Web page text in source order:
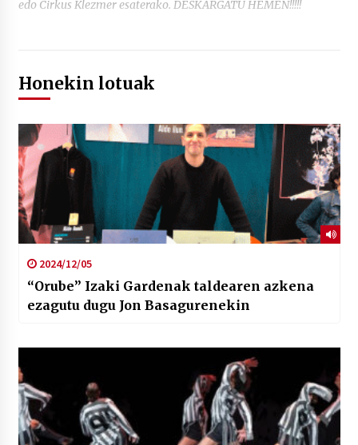
edo Cirkus Klezmer esaterako. DESKARGATU HEMEN!!!!!
Honekin lotuak
2024/12/05
“Orube” Izaki Gardenak taldearen azkena
ezagutu dugu Jon Basagurenekin